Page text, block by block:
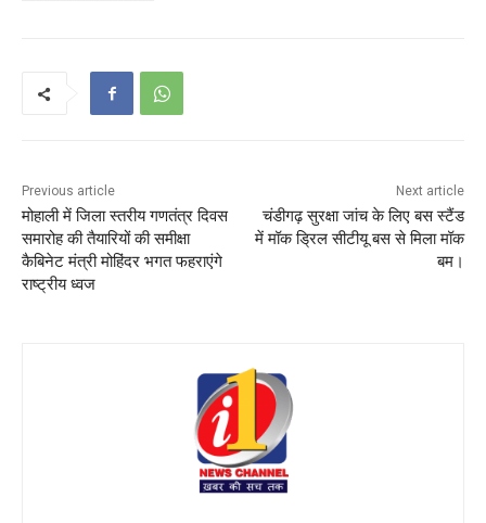
Previous article
मोहाली में जिला स्तरीय गणतंत्र दिवस
समारोह की तैयारियों की समीक्षा
कैबिनेट मंत्री मोहिंदर भगत फहराएंगे
राष्ट्रीय ध्वज
Next article
चंडीगढ़ सुरक्षा जांच के लिए बस स्टैंड
में मॉक ड्रिल सीटीयू बस से मिला मॉक
बम।